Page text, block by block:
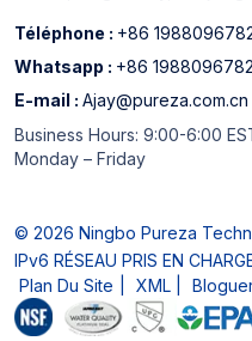
Téléphone : +86
Whatsapp : +86
E-mail : Ajay@pureza.com.cn
Business Hours: 9:00-6:00
Monday – Friday
© 2026 Ningbo Pureza
IPv6 RÉSEAU PRIS EN
Plan Du Site
XML